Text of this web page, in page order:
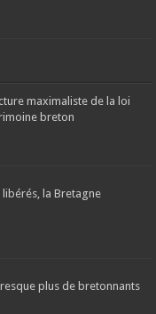
maximaliste de la loi
breton
libérés, la Bretagne
plus de bretonnants